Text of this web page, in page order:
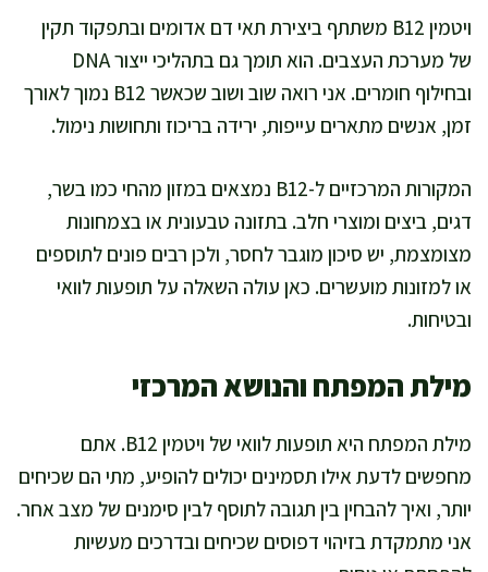
ויטמין B12 משתתף ביצירת תאי דם אדומים ובתפקוד תקין
של מערכת העצבים. הוא תומך גם בתהליכי ייצור DNA
ובחילוף חומרים. אני רואה שוב ושוב שכאשר B12 נמוך לאורך
זמן, אנשים מתארים עייפות, ירידה בריכוז ותחושות נימול.
המקורות המרכזיים ל-B12 נמצאים במזון מהחי כמו בשר,
דגים, ביצים ומוצרי חלב. בתזונה טבעונית או בצמחונות
מצומצמת, יש סיכון מוגבר לחסר, ולכן רבים פונים לתוספים
או למזונות מועשרים. כאן עולה השאלה על תופעות לוואי
ובטיחות.
מילת המפתח והנושא המרכזי
מילת המפתח היא תופעות לוואי של ויטמין B12. אתם
מחפשים לדעת אילו תסמינים יכולים להופיע, מתי הם שכיחים
יותר, ואיך להבחין בין תגובה לתוסף לבין סימנים של מצב אחר.
אני מתמקדת בזיהוי דפוסים שכיחים ובדרכים מעשיות